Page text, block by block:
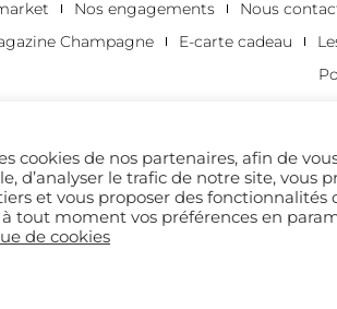
Nos engagements Nous
Champagne E-carte cadeau
cookies de nos partenaires, afin de
d’analyser le trafic de notre site, vous
et vous proposer des fonctionnalités
à tout moment vos préférences en
de cookies